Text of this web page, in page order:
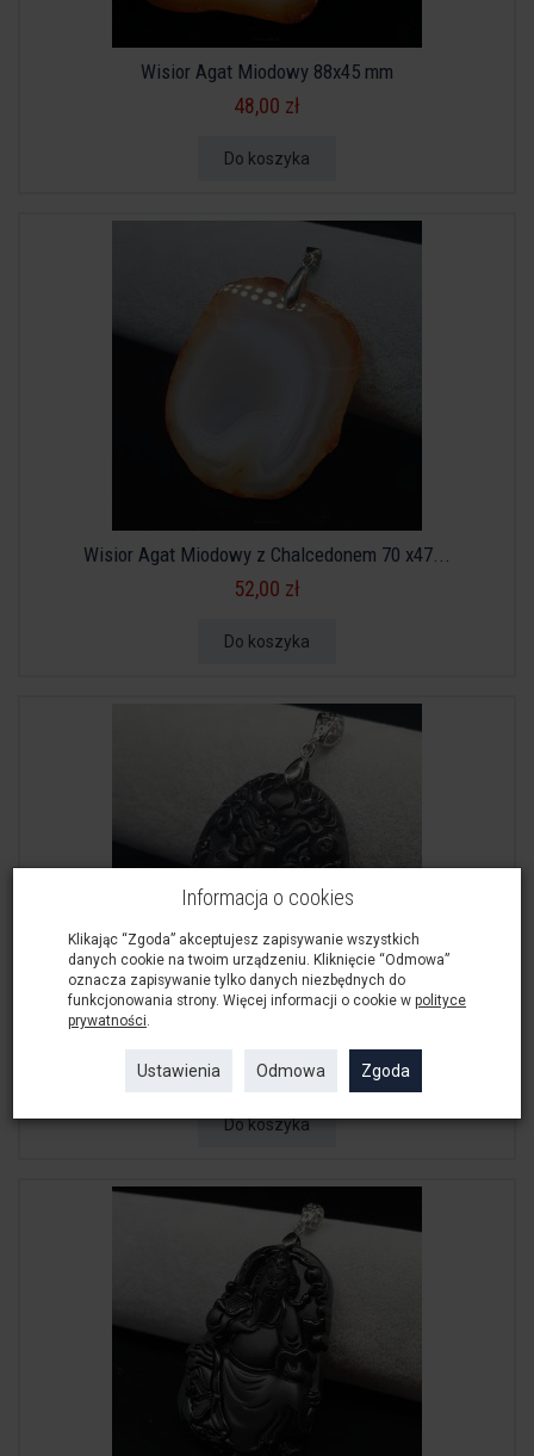
Wisior Agat Miodowy 88x45 mm
48,00 zł
Do koszyka
Wisior Agat Miodowy z Chalcedonem 70 x47...
52,00 zł
Do koszyka
56,00 zł
Do koszyka
Informacja o cookies
Klikając “Zgoda” akceptujesz zapisywanie wszystkich
danych cookie na twoim urządzeniu. Kliknięcie “Odmowa”
oznacza zapisywanie tylko danych niezbędnych do
funkcjonowania strony. Więcej informacji o cookie w polityce
prywatności
Ustawienia Odmowa Zgoda